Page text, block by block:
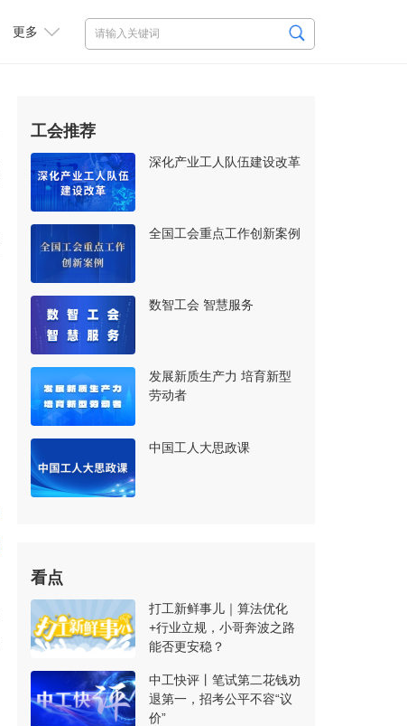
更多
工会推荐
深化产业工人队伍建设改革
全国工会重点工作创新案例
数智工会 智慧服务
发展新质生产力 培育新型
劳动者
中国工人大思政课
看点
打工新鲜事儿｜算法优化
+行业立规，小哥奔波之路
能否更安稳？
中工快评丨笔试第二花钱劝
退第一，招考公平不容“议
价”